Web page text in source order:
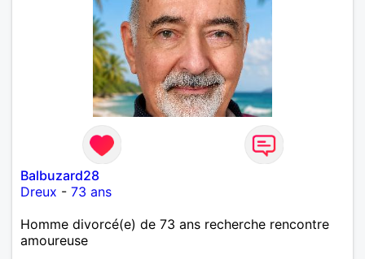
Balbuzard28
Dreux - 73 ans
Homme divorcé(e) de 73 ans recherche rencontre
amoureuse